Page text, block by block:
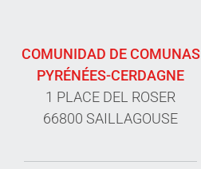
COMUNIDAD DE COMUNAS
PYRÉNÉES-CERDAGNE
1 PLACE DEL ROSER
66800 SAILLAGOUSE